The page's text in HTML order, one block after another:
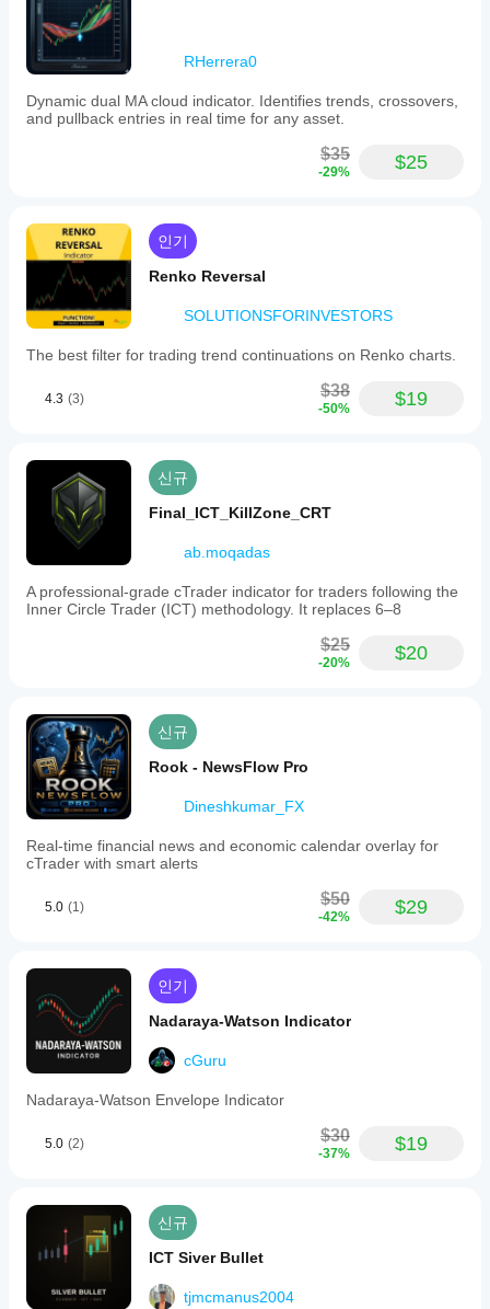
이 지표는
스윙 및 포지션 트레이더
발전함에 따라 유효한 피보나치 맵을 원하고,
조 트레이더에게도 적합하며, 채널 경계와 되돌림 구간을
진입 또는 청산 참조로 사용하며,
멀티 인스턴스 사용자
동일한 종목에서 여러 독립 채널을 동시에 추적하고자 할
때 유용합니다.
드래그 가능한 앵커 덕분에 실시간 사용에 실용적입니다:
업데이트가 필요 없습니다.
이것은 신호 생성기가 아닙니다. 이것은
임워크로, 피보나치 레벨을 진입 트리거가 아닌 컨텍스트
로 사용하는 트레이더를 위한 것입니다.
차별점
대부분의 피보나치 도구는 정적입니다: 두 개의 고정 지
점, 하나의 고정 맵. 이 지표는 동적입니다 — 가격이 발전
대부분의 피보나치 구현은 수동 방향 설정이 필요합니다.
이 지표는 강세와 약세 컨텍스트를 자동으로 읽고 모든 레
벨을 그에 맞게 정렬합니다 — 트레이더가 매개변수를 변
경할 필요 없이.
지표는 깔끔한 경계 보기부터 전체 범위 또는 절반에 독립
적으로 적용된 완전한 피보나치 그리드까지 일곱 가지 구
별된 모드를 제공합니다. 차트는 분석 중인 컨텍스트에 필
있으며 — 각각이 서로 간섭 없이 다른 구조적 구간을 추
적합니다.
---
피보나치 구조 이해하기
피보나치 비율은 예측적이지 않습니다. 이들은 가격 범위
내 비례 관계를 설명하며 — 트레이더들이 수십 년간 시장
진 레벨 주변의 집단 행동일 뿐인지는 미지수입니다. 실용
적 사용에 중요한 것은 더 간단합니다.
피보나치 채널은 움직임의 범위를 정의하고 이를 비례적
으로 의미 있는 구간으로 나눕니다. 트레이더들은 이 구간
을 사용해 되돌림이 얕은지 깊은지, 되돌림이 유지되는지
하는지를 평가합니다.
앵커 기반 접근법의 가치는 분석을 특정 구조적 사건에 기
반하도록 유지한다는 점입니다. 채널은 임의의 지점에서
다. 지표의 역할은 그 지점부터 정확하게 맵을 유지하여
측정하는 구조가 온전한 한 레벨이 유효하게 유지되도록
하는 것입니다.
RHerrera0
Dynamic dual MA cloud indicator. Identifies trends, crossovers,
and pullback entries in real time for any asset.
$35
-29% $25
인기
Renko Reversal
SOLUTIONSFORINVESTORS
The best filter for trading trend continuations on Renko charts.
4.3 (3) $38
-50% $19
신규
Final_ICT_KillZone_CRT
ab.moqadas
A professional-grade cTrader indicator for traders following the
Inner Circle Trader (ICT) methodology. It replaces 6–8
$25
-20% $20
신규
Rook - NewsFlow Pro
Dineshkumar_FX
Real-time financial news and economic calendar overlay for
cTrader with smart alerts
5.0 (1) $50
-42% $29
인기
Nadaraya-Watson Indicator
cGuru
Nadaraya-Watson Envelope Indicator
5.0 (2) $30
-37% $19
신규
ICT Siver Bullet
tjmcmanus2004